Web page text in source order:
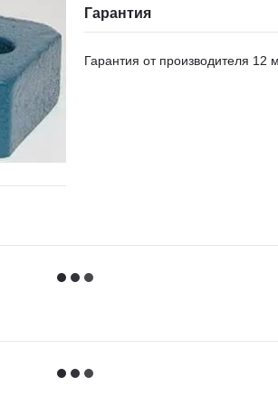
Гарантия
Гарантия от производителя 12